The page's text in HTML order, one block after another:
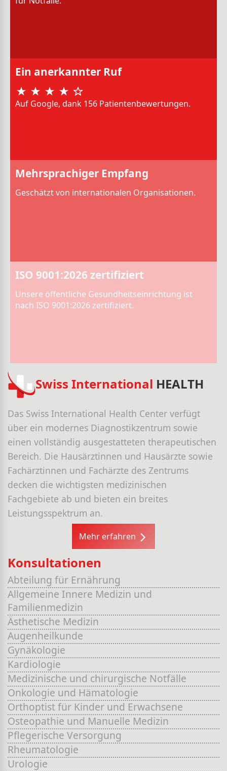
Ein anerkannter Ruf
Auf Google, dank 156 Patientenbewertungen.
Mehrsprachiger Empfang
Geschätzt von internationalen Organisationen.
ISO 9001:2026 zertifiziert
Unsere öffentliche Gesundheitseinrichtung ist
nach ISO 9001:2026 zertifiziert.
Swiss International HEALTH
Das Swiss International Health Center verfügt
über ein modernes Diagnostikzentrum sowie
einen vollständig ausgestatteten therapeutischen
Bereich. Die Hausärztinnen und Hausärzte sowie
Fachärztinnen und Fachärzte des Zentrums
decken die wichtigsten medizinischen
Fachgebiete ab und bieten ein breites
Leistungsspektrum an.
Mehr erfahren
Konsultationen
Abteilung für Ernährung
Allgemeine Innere Medizin und
Familienmedizin
Ästhetische Medizin
Augenheilkunde
Gynäkologie
Kardiologie
Medizinische und chirurgische Notfälle
Onkologie und Hämatologie
Orthoptist für Kinder und Erwachsene
Osteopathie und Manuelle Medizin
Pflegerische Versorgung
Rheumatologie
Urologie